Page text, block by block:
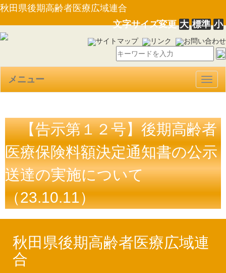
秋田県後期高齢者医療広域連合
文字サイズ変更大 標準 小
サイトマップ リンク お問い合わせ
メニュー
【告示第１２号】後期高齢者
医療保険料額決定通知書の公示
送達の実施について
（23.10.11）
秋田県後期高齢者医療広域連
合